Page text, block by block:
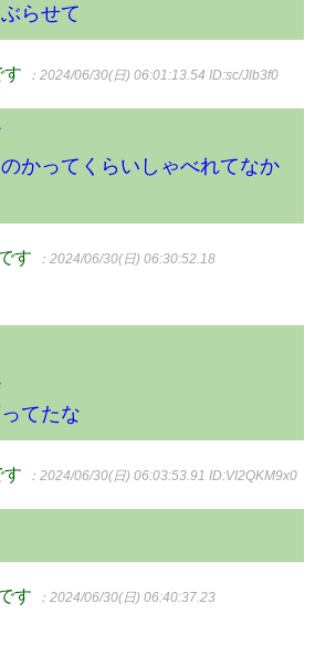
らせて
す ：2024/06/30(日) 06:01:13.54 ID:sc/Jlb3f0
かってくらいしゃべれてなか
す ：2024/06/30(日) 06:30:52.18
てたな
す ：2024/06/30(日) 06:03:53.91 ID:VI2QKM9x0
す ：2024/06/30(日) 06:40:37.23